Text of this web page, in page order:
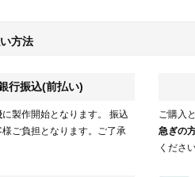
方法
行振込(前払い)
に製作開始となります。 振込
ご負担となります。ご了承
ご購入
急ぎの
くださ